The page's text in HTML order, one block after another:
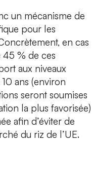
un mécanisme de
pour les
en cas
45 % de ces
aux niveaux
ans (environ
seront soumises
la plus favorisée)
afin d’éviter de
du riz de l’UE.